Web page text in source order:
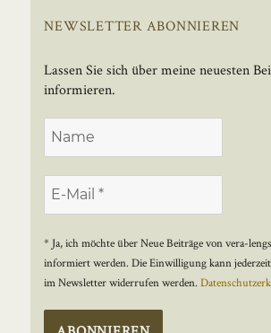
NEWSLETTER ABONNIEREN
Lassen Sie sich über meine neuesten
informieren.
* Ja, ich möchte über Neue Beiträge von vera-
informiert werden. Die Einwilligung kann
im Newsletter widerrufen werden.